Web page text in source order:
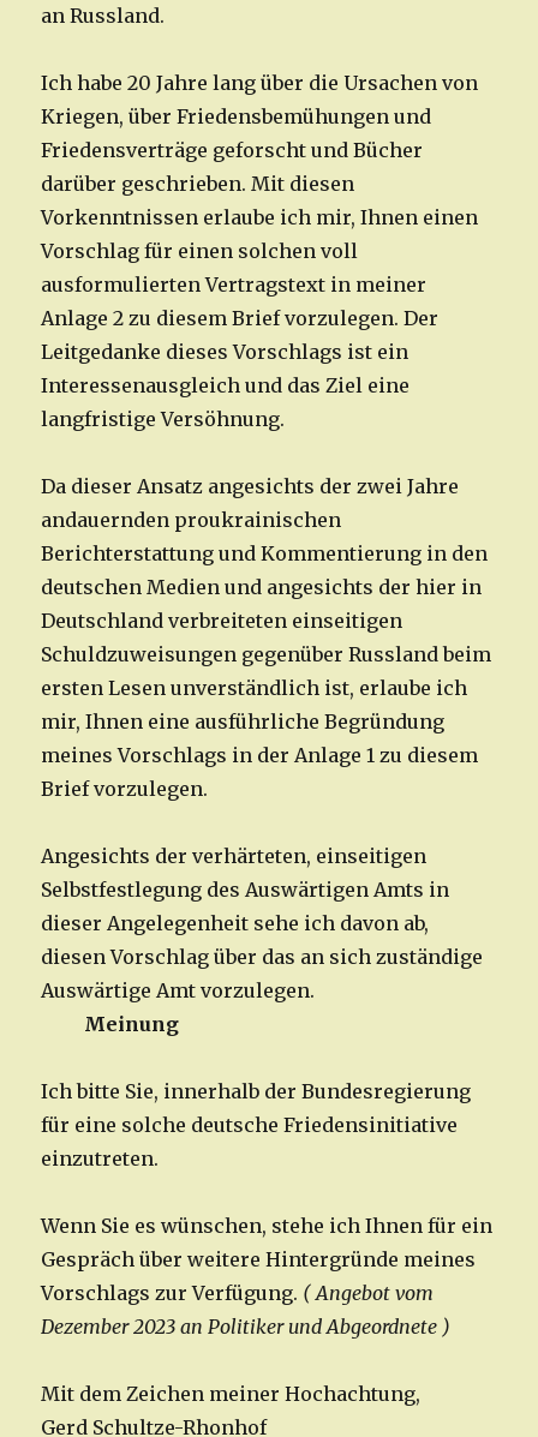
an Russland.
Ich habe 20 Jahre lang über die Ursachen von
Kriegen, über Friedensbemühungen und
Friedensverträge geforscht und Bücher
darüber geschrieben. Mit diesen
Vorkenntnissen erlaube ich mir, Ihnen einen
Vorschlag für einen solchen voll
ausformulierten Vertragstext in meiner
Anlage 2 zu diesem Brief vorzulegen. Der
Leitgedanke dieses Vorschlags ist ein
Interessenausgleich und das Ziel eine
langfristige Versöhnung.
Da dieser Ansatz angesichts der zwei Jahre
andauernden proukrainischen
Berichterstattung und Kommentierung in den
deutschen Medien und angesichts der hier in
Deutschland verbreiteten einseitigen
Schuldzuweisungen gegenüber Russland beim
ersten Lesen unverständlich ist, erlaube ich
mir, Ihnen eine ausführliche Begründung
meines Vorschlags in der Anlage 1 zu diesem
Brief vorzulegen.
Angesichts der verhärteten, einseitigen
Selbstfestlegung des Auswärtigen Amts in
dieser Angelegenheit sehe ich davon ab,
diesen Vorschlag über das an sich zuständige
Auswärtige Amt vorzulegen.
Meinung
Ich bitte Sie, innerhalb der Bundesregierung
für eine solche deutsche Friedensinitiative
einzutreten.
Wenn Sie es wünschen, stehe ich Ihnen für ein
Gespräch über weitere Hintergründe meines
Vorschlags zur Verfügung. ( Angebot vom
Dezember 2023 an Politiker und Abgeordnete )
Mit dem Zeichen meiner Hochachtung,
Gerd Schultze-Rhonhof